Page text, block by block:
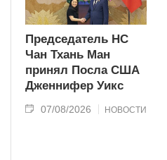
Председатель НС
Чан Тхань Ман
принял Посла США
Дженнифер Уикс
07/08/2026 НОВОСТИ